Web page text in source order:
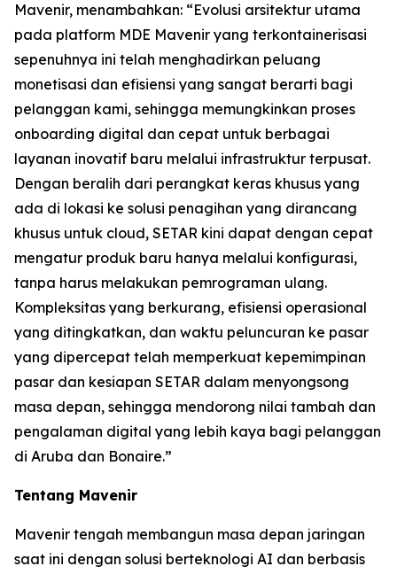
Mavenir, menambahkan: “Evolusi arsitektur utama
pada platform MDE Mavenir yang terkontainerisasi
sepenuhnya ini telah menghadirkan peluang
monetisasi dan efisiensi yang sangat berarti bagi
pelanggan kami, sehingga memungkinkan proses
onboarding digital dan cepat untuk berbagai
layanan inovatif baru melalui infrastruktur terpusat.
Dengan beralih dari perangkat keras khusus yang
ada di lokasi ke solusi penagihan yang dirancang
khusus untuk cloud, SETAR kini dapat dengan cepat
mengatur produk baru hanya melalui konfigurasi,
tanpa harus melakukan pemrograman ulang.
Kompleksitas yang berkurang, efisiensi operasional
yang ditingkatkan, dan waktu peluncuran ke pasar
yang dipercepat telah memperkuat kepemimpinan
pasar dan kesiapan SETAR dalam menyongsong
masa depan, sehingga mendorong nilai tambah dan
pengalaman digital yang lebih kaya bagi pelanggan
di Aruba dan Bonaire.”
Tentang Mavenir
Mavenir tengah membangun masa depan jaringan
saat ini dengan solusi berteknologi AI dan berbasis